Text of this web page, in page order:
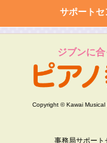
サポートセ
ジブンに
Copyright © Kawai Musical
事務局サポート